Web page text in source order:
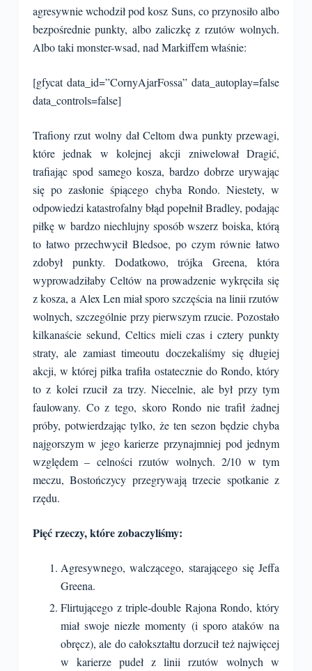
agresywnie wchodził pod kosz Suns, co przynosiło albo
bezpośrednie punkty, albo zaliczkę z rzutów wolnych.
Albo taki monster-wsad, nad Markiffem właśnie:
[gfycat data_id=”CornyAjarFossa” data_autoplay=false
data_controls=false]
Trafiony rzut wolny dał Celtom dwa punkty przewagi,
które jednak w kolejnej akcji zniwelował Dragić,
trafiając spod samego kosza, bardzo dobrze urywając
się po zasłonie śpiącego chyba Rondo. Niestety, w
odpowiedzi katastrofalny błąd popełnił Bradley, podając
piłkę w bardzo niechlujny sposób wszerz boiska, którą
to łatwo przechwycił Bledsoe, po czym równie łatwo
zdobył punkty. Dodatkowo, trójka Greena, która
wyprowadziłaby Celtów na prowadzenie wykręciła się
z kosza, a Alex Len miał sporo szczęścia na linii rzutów
wolnych, szczególnie przy pierwszym rzucie. Pozostało
kilkanaście sekund, Celtics mieli czas i cztery punkty
straty, ale zamiast timeoutu doczekaliśmy się długiej
akcji, w której piłka trafiła ostatecznie do Rondo, który
to z kolei rzucił za trzy. Niecelnie, ale był przy tym
faulowany. Co z tego, skoro Rondo nie trafił żadnej
próby, potwierdzając tylko, że ten sezon będzie chyba
najgorszym w jego karierze przynajmniej pod jednym
względem – celności rzutów wolnych. 2/10 w tym
meczu, Bostończycy przegrywają trzecie spotkanie z
rzędu.
Pięć rzeczy, które zobaczyliśmy:
Agresywnego, walczącego, starającego się Jeffa
Greena.
Flirtującego z triple-double Rajona Rondo, który
miał swoje niezłe momenty (i sporo ataków na
obręcz), ale do całokształtu dorzucił też najwięcej
w karierze pudeł z linii rzutów wolnych w